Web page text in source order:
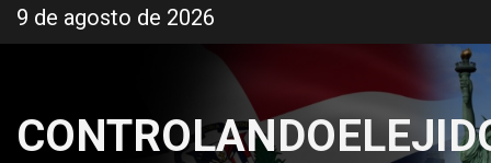
al
9 de agosto de 2026